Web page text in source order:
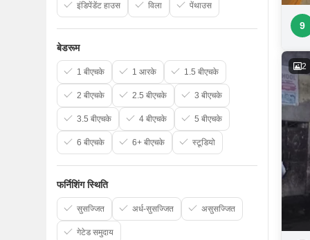
9
2
इंडिपेंडेंट हाउस विला पेंथाउस
बेडरूम
1 बीएचके 1 आरके 1.5 बीएचके
2 बीएचके 2.5 बीएचके 3 बीएचके
3.5 बीएचके 4 बीएचके 5 बीएचके
6 बीएचके 6+ बीएचके स्टूडियो
फर्निशिंग स्थिति
सुसज्जित अर्ध-सुसज्जित असुसज्जित
गेटेड समुदाय